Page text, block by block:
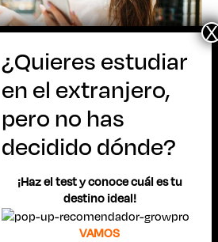
para ahorrar en tus gastos
¡Haz el test y conoce cuál es tu
destino ideal!
VAMOS